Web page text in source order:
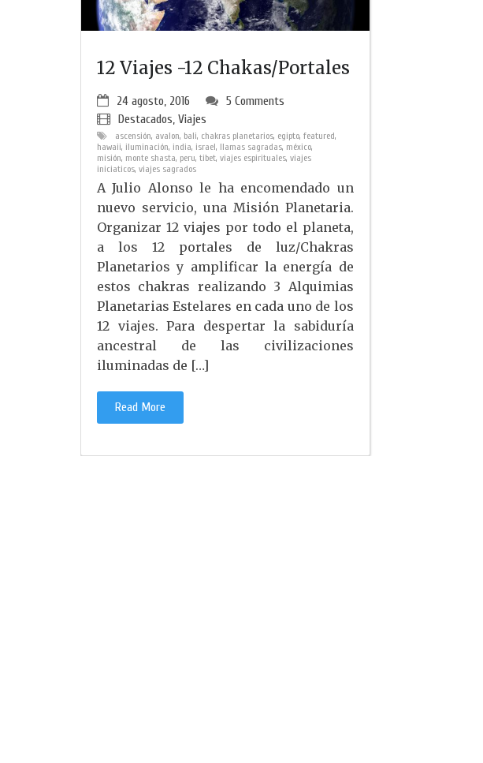
12 Viajes -12 Chakas/Portales
24 agosto, 2016
5 Comments
Destacados, Viajes
ascensión, avalon, bali, chakras planetarios, egipto, featured,
hawaii, iluminación, india, israel, llamas sagradas, méxico,
misión, monte shasta, peru, tibet, viajes espirituales, viajes
iniciaticos, viajes sagrados
A Julio Alonso le ha encomendado un
nuevo servicio, una Misión Planetaria.
Organizar 12 viajes por todo el planeta,
a los 12 portales de luz/Chakras
Planetarios y amplificar la energía de
estos chakras realizando 3 Alquimias
Planetarias Estelares en cada uno de los
12 viajes. Para despertar la sabiduría
ancestral de las civilizaciones
iluminadas de […]
Read More